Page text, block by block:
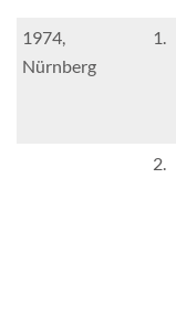
1974,
Nürnberg
1.
2.